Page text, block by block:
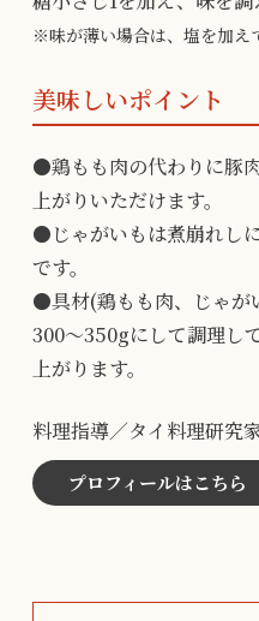
※味が薄い場合は、塩を加え
美味しいポイント
●鶏もも肉の代わりに豚
上がりいただけます。
●じゃがいもは煮崩れし
です。
●具材(鶏もも肉、じゃが
300～350gにして調理し
上がります。
料理指導／タイ料理研
プロフィールはこちら